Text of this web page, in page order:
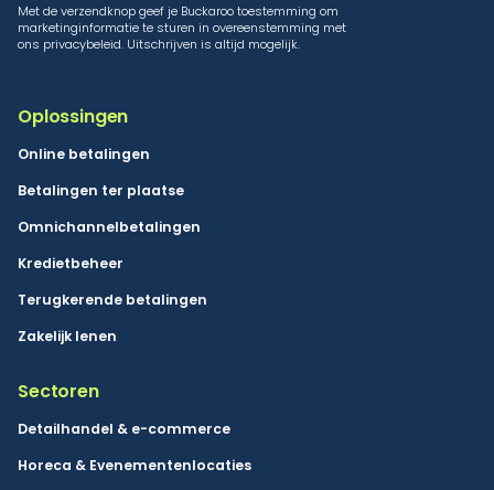
Met de verzendknop geef je Buckaroo toestemming om
marketinginformatie te sturen in overeenstemming met
ons privacybeleid. Uitschrijven is altijd mogelijk.
Oplossingen
Online betalingen
Betalingen ter plaatse
Omnichannelbetalingen
Kredietbeheer
Terugkerende betalingen
Zakelijk lenen
Sectoren
Detailhandel & e-commerce
Horeca & Evenementenlocaties